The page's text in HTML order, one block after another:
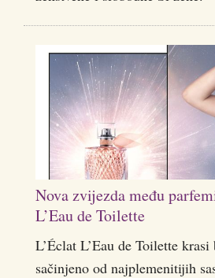
Nova zvijezda među
L’Eau de Toilette
L’Éclat L’Eau de Toilette krasi
sačinjeno od najplemenitijih